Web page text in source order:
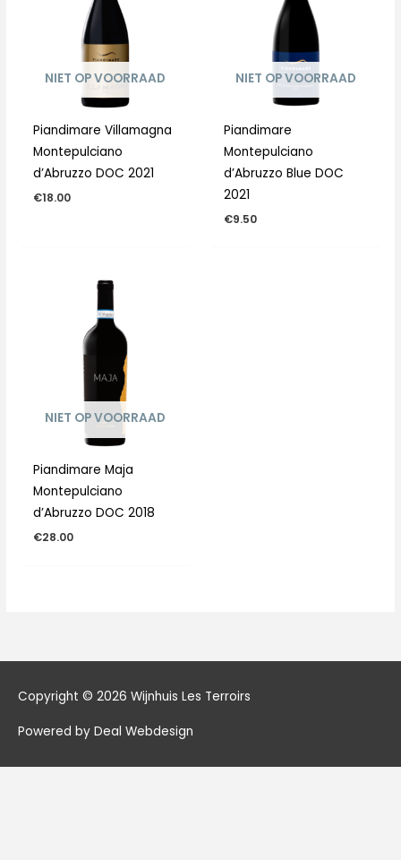
NIET OP VOORRAAD
Piandimare Villamagna
Montepulciano
d’Abruzzo DOC 2021
€18.00
NIET OP VOORRAAD
Piandimare
Montepulciano
d’Abruzzo Blue DOC
2021
€9.50
NIET OP VOORRAAD
Piandimare Maja
Montepulciano
d’Abruzzo DOC 2018
€28.00
Copyright © 2026 Wijnhuis Les Terroirs
Powered by Deal Webdesign